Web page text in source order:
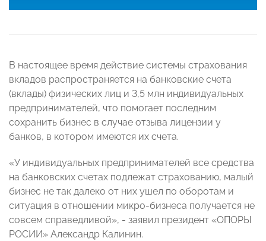
В настоящее время действие системы страхования
вкладов распространяется на банковские счета
(вклады) физических лиц и 3,5 млн индивидуальных
предпринимателей, что помогает последним
сохранить бизнес в случае отзыва лицензии у
банков, в котором имеются их счета.
«У индивидуальных предпринимателей все средства
на банковских счетах подлежат страхованию, малый
бизнес не так далеко от них ушел по оборотам и
ситуация в отношении микро-бизнеса получается не
совсем справедливой», - заявил президент «ОПОРЫ
РОСИИ» Александр Калинин.